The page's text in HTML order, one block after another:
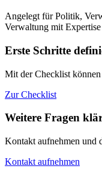
Angelegt für Politik,
Verwaltung mit
Erste Schritte
Mit der Checklist
Zur Checklist
Weitere Fragen
Kontakt aufnehmen und
Kontakt aufnehmen